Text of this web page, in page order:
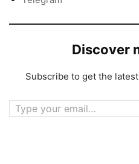
Discover
Subscribe to get the
Type your email…